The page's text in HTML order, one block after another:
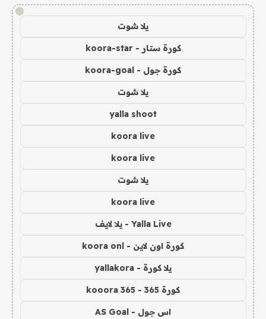
!
يلا شوت
كورة ستار - koora-star
كورة جول - koora-goal
يلا شوت
yalla shoot
koora live
koora live
يلا شوت
koora live
Yalla Live - يلا لايف
كورة اون لاين - koora onl
يلا كورة - yallakora
كورة 365 - kooora 365
اس جول - AS Goal